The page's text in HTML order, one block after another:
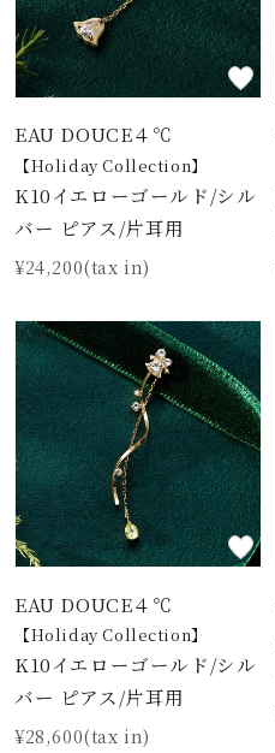
EAU DOUCE４℃
【Holiday Collection】
K10イエローゴールド/シル
バー ピアス/片耳用
¥24,200(tax in)
EAU DOUCE４℃
【Holiday Collection】
K10イエローゴールド/シル
バー ピアス/片耳用
¥28,600(tax in)